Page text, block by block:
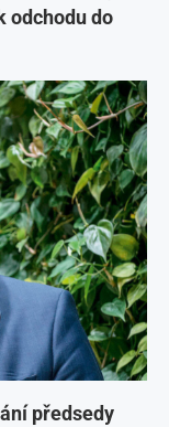
odchodu do
předsedy